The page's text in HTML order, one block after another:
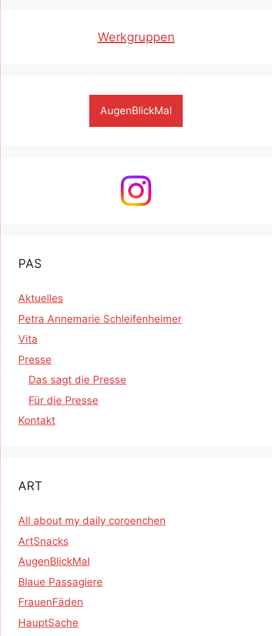
Werkgruppen
AugenBlickMal
PAS
Aktuelles
Petra Annemarie Schleifenheimer
Vita
Presse
Das sagt die Presse
Für die Presse
Kontakt
ART
All about my daily coroenchen
ArtSnacks
AugenBlickMal
Blaue Passagiere
FrauenFäden
HauptSache